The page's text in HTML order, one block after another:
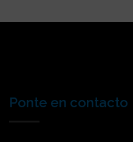
Ponte en contacto